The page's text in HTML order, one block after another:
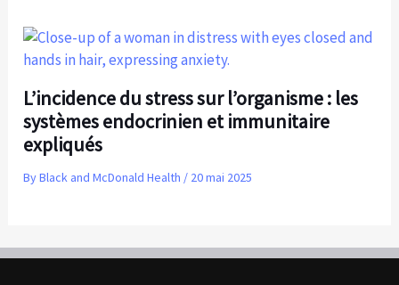
L’incidence du stress sur l’organisme : les
systèmes endocrinien et immunitaire
expliqués
ByBlack and McDonald Health / 20 mai 2025